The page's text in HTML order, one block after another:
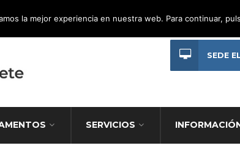
SERVICIOS
SEDE
la mejor experiencia en nuestra web. Para continuar,